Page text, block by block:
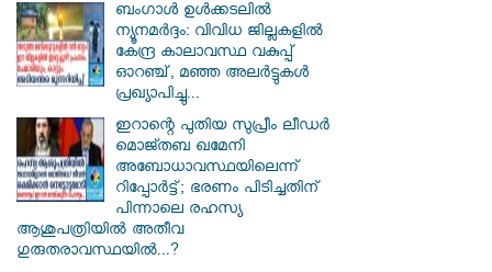
ബംഗാൾ ഉൾക്കടലിൽ
ന്യൂനമർദ്ദം: വിവിധ ജില്ലകളിൽ
കേന്ദ്ര കാലാവസ്ഥ വകുപ്പ്
ഓറഞ്ച്, മഞ്ഞ അലർട്ടുകൾ
പ്രഖ്യാപിച്ചു...
ഇറാന്റെ പുതിയ സുപ്രീം ലീഡർ
മൊജ്തബ ഖമേനി
അബോധാവസ്ഥയിലെന്ന്
റിപ്പോർട്ട്; ഭരണം പിടിച്ചതിന്
പിന്നാലെ രഹസ്യ
ആശുപത്രിയിൽ അതീവ
ഗുരുതരാവസ്ഥയിൽ...?